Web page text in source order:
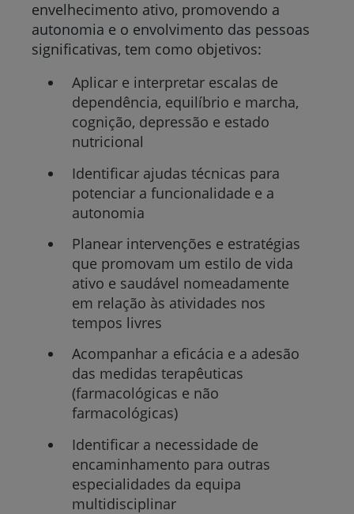
envelhecimento ativo, promovendo a
autonomia e o envolvimento das pessoas
significativas, tem como objetivos:
Aplicar e interpretar escalas de
dependência, equilíbrio e marcha,
cognição, depressão e estado
nutricional
Identificar ajudas técnicas para
potenciar a funcionalidade e a
autonomia
Planear intervenções e estratégias
que promovam um estilo de vida
ativo e saudável nomeadamente
em relação às atividades nos
tempos livres
Acompanhar a eficácia e a adesão
das medidas terapêuticas
(farmacológicas e não
farmacológicas)
Identificar a necessidade de
encaminhamento para outras
especialidades da equipa
multidisciplinar